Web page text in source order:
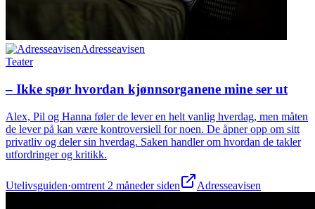
Adresseavisen
Teater
– Ikke spør hvordan kjønnsorganene mine ser ut
Alex, Pil og Hanna føler de lever en helt vanlig hverdag, men måten
de lever på kan være kontroversiell for noen. De åpner opp om sitt
privatliv og deler sin hverdag. Saken handler om hvordan de takler
utfordringer og kritikk.
Utelivsguiden·omtrent 2 måneder siden Adresseavisen